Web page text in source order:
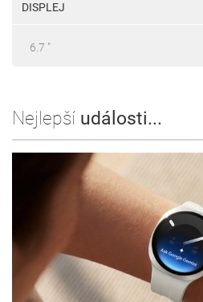
DISPLEJ
6.7 "
Nejlepší události...